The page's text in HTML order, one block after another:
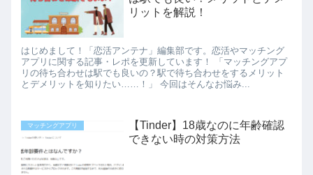
リットを解説！
はじめまして！「恋活アンテナ」編集部です。恋活やマッチング
アプリに関する記事・レポを更新しています！ 「マッチングアプ
リの待ち合わせは駅でも良いの？駅で待ち合わせをするメリット
とデメリットを知りたい……！」 今回はそんなお悩み...
マッチングアプリ
【Tinder】18歳なのに年齢確認
できない時の対策方法